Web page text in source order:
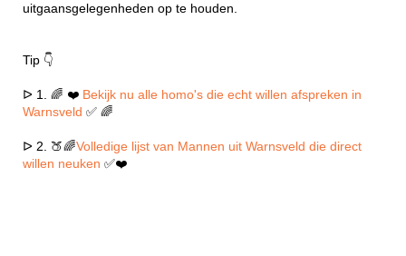
uitgaansgelegenheden op te houden.
Tip 👇
ᐅ 1. 🌈 ❤️ Bekijk nu alle homo's die echt willen afspreken in
Warnsveld ✅ 🌈
ᐅ 2. 🍑🌈Volledige lijst van Mannen uit Warnsveld die direct
willen neuken ✅❤️